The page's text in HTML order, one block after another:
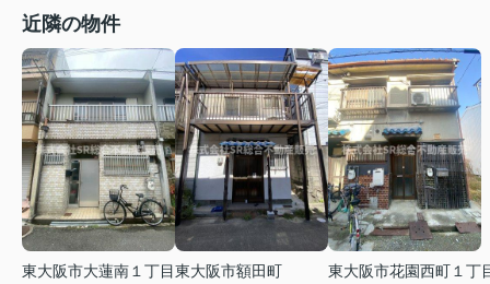
近隣の物件
東大阪市大蓮南１丁目東大阪市額田町
東大阪市花園西町１丁